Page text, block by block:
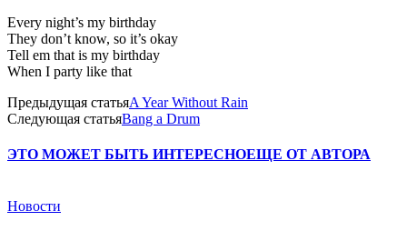
Every night’s my birthday
They don’t know, so it’s okay
Tell em that is my birthday
When I party like that
Предыдущая статьяA Year Without Rain
Следующая статьяBang a Drum
ЭТО МОЖЕТ БЫТЬ ИНТЕРЕСНОЕЩЕ ОТ АВТОРА
Новости